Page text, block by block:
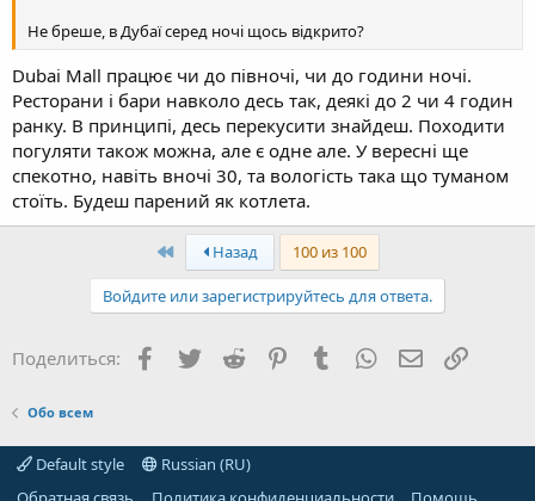
Не бреше, в Дубаї серед ночі щось відкрито?
Dubai Mall працює чи до півночі, чи до години ночі.
Ресторани і бари навколо десь так, деякі до 2 чи 4 годин
ранку. В принципі, десь перекусити знайдеш. Походити
погуляти також можна, але є одне але. У вересні ще
спекотно, навіть вночі 30, та вологість така що туманом
стоїть. Будеш парений як котлета.
First Назад 100 из 100
Войдите или зарегистрируйтесь для ответа.
Поделиться: Facebook
TwitterReddit PinterestTumblr WhatsApp Ссылка
Обо всем
Default style
Russian (RU)